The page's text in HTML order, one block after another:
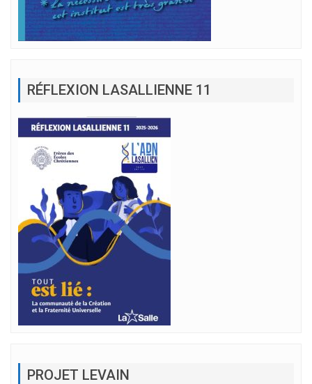
RÉFLEXION LASALLIENNE 11
PROJET LEVAIN